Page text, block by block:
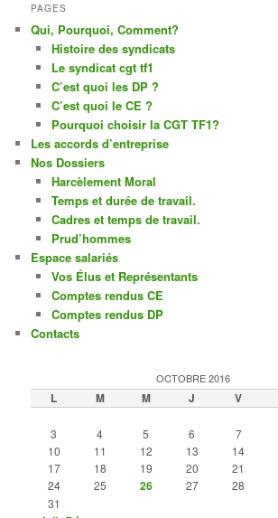
PAGES
Qui, Pourquoi, Comment?
Histoire des syndicats
Le syndicat cgt tf1
C’est quoi les DP ?
C’est quoi le CE ?
Pourquoi choisir la CGT TF1?
Les accords d’entreprise
Nos Dossiers
Harcèlement Moral
Temps et durée de travail.
Cadres et temps de travail.
Prud’hommes
Espace salariés
Vos Élus et Représentants
Comptes rendus CE
Comptes rendus DP
Contacts
OCTOBRE 2016
L M M J V
3
4 5 6 7
10
11 12 13 14
17
18 19 20 21
24
25 26 27 28
31